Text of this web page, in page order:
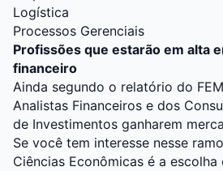
Logística
Processos Gerenciais
Profissões que estarão em alta
financeiro
Ainda segundo o relatório do
Analistas Financeiros e dos
de Investimentos ganharem
Se você tem interesse nesse
Ciências Econômicas é a escolha